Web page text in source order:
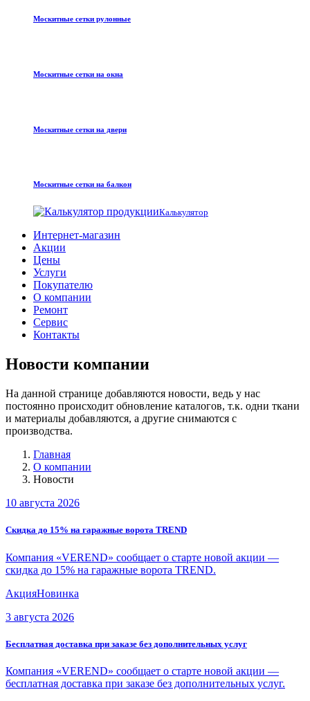
Москитные сетки рулонные
Москитные сетки на окна
Москитные сетки на двери
Москитные сетки на балкон
Калькулятор
Интернет-магазин
Акции
Цены
Услуги
Покупателю
О компании
Ремонт
Сервис
Контакты
Новости компании
На данной странице добавляются новости, ведь у нас
постоянно происходит обновление каталогов, т.к. одни ткани
и материалы добавляются, а другие снимаются с
производства.
Главная
О компании
Новости
10 августа 2026
Скидка до 15% на гаражные ворота TREND
Компания «VEREND» сообщает о старте новой акции —
скидка до 15% на гаражные ворота TREND.
АкцияНовинка
3 августа 2026
Бесплатная доставка при заказе без дополнительных услуг
Компания «VEREND» сообщает о старте новой акции —
бесплатная доставка при заказе без дополнительных услуг.